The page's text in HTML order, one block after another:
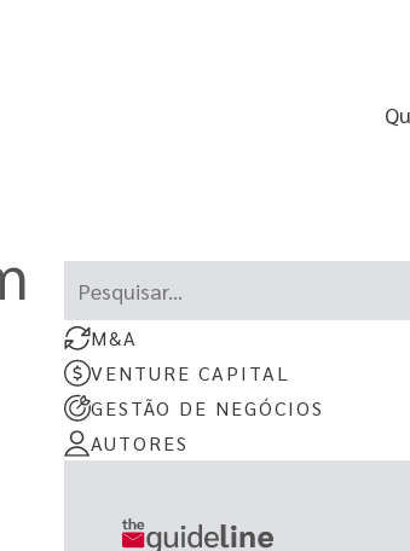
Este é um campo de pesquisa com
Não há sugestões porque o campo
M&A
VENTURE CAPITAL
GESTÃO DE NEGÓCIOS
AUTORES